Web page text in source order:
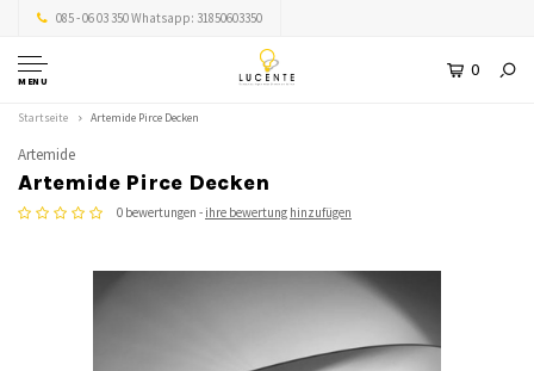
085 - 06 03 350 Whatsapp: 31850603350
MENU
0
Startseite Artemide Pirce Decken
Artemide
Artemide Pirce Decken
0 bewertungen - ihre bewertung hinzufügen